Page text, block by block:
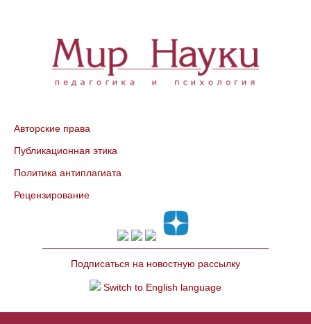
Авторские права
Публикационная этика
Политика антиплагиата
Рецензирование
Подписаться на новостную рассылку
Switch to English language